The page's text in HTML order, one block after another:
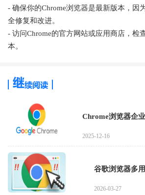
- 确保你的Chrome浏览器是最新版本，因
全修复和改进。
- 访问Chrome的官方网站或应用商店，检
本。
Chrome浏览器企
2025-12-16
谷歌浏览器多
2026-03-27